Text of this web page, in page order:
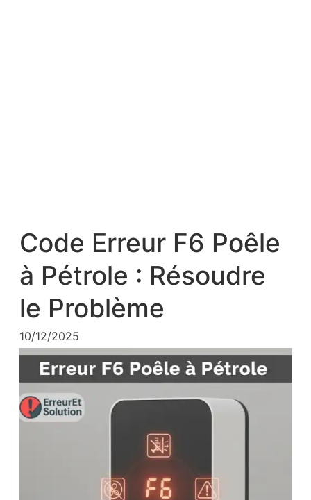
Code Erreur F6 Poêle
à Pétrole : Résoudre
le Problème
10/12/2025